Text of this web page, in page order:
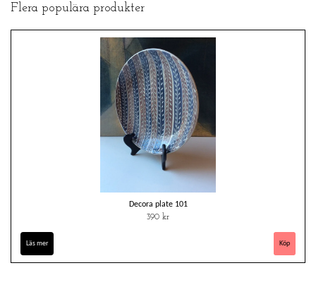
Flera populära produkter
Decora plate 101
390 kr
Läs mer